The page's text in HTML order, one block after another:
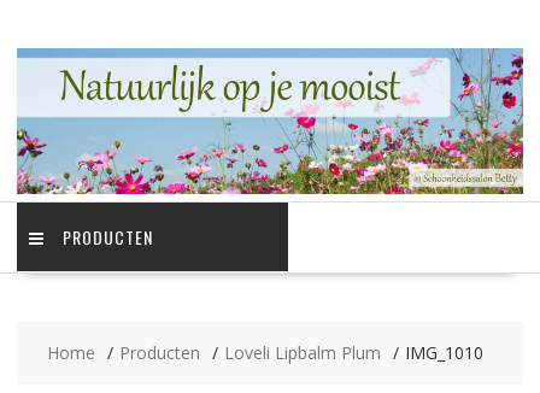
de
PRODUCTEN
Home Producten Loveli Lipbalm Plum IMG_1010